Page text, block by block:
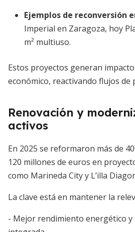
Ejemplos de reconversión
Imperial en Zaragoza, hoy
m² multiuso.
Estos proyectos generan
económico, reactivando flujos de
Renovación y
activos
En 2025 se reformaron más de
120 millones de euros en
como Marineda City y L’illa
La clave está en mantener la
- Mejor rendimiento energético y